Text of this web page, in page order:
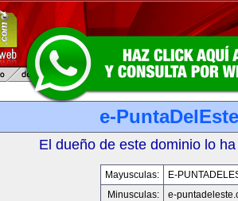
e-
El dueño de este dominio lo
Mayusculas:
E-
Minusculas:
e-